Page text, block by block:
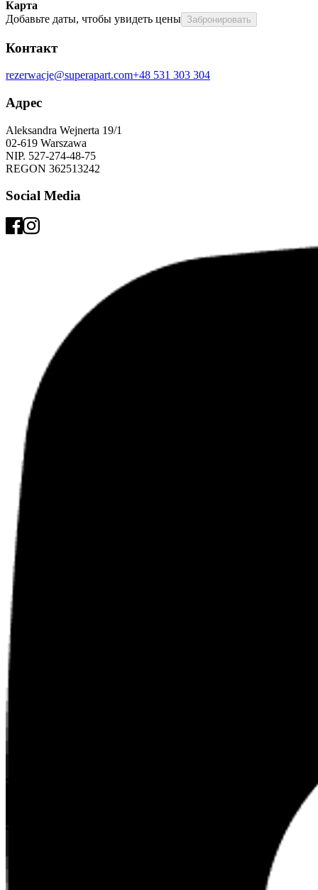
Карта
Добавьте даты, чтобы увидеть цены Забронировать
Контакт
rezerwacje@superapart.com+48 531 303 304
Адрес
Aleksandra Wejnerta 19/1
02-619 Warszawa
NIP. 527-274-48-75
REGON 362513242
Social Media